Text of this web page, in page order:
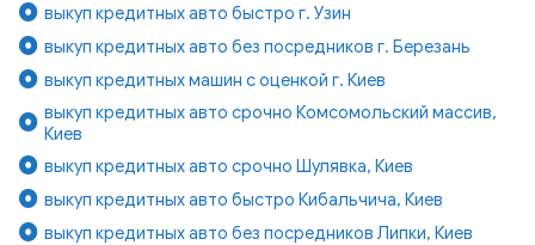
выкуп кредитных авто быстро г. Узин
выкуп кредитных авто без посредников г. Березань
выкуп кредитных машин с оценкой г. Киев
выкуп кредитных авто срочно Комсомольский массив,
Киев
выкуп кредитных авто срочно Шулявка, Киев
выкуп кредитных авто быстро Кибальчича, Киев
выкуп кредитных авто без посредников Липки, Киев